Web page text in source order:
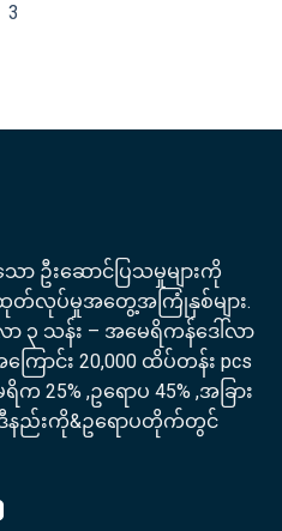
3
ာ ဦးဆောင်ပြသမှုများကို
ထုတ်လုပ်မှုအတွေ့အကြုံနှစ်များ.
၃ သန်း – အမေရိကန်ဒေါ်လာ
ာင်း 20,000 ထိပ်တန်း pcs
25% ,ဥရောပ 45% ,အခြား
ဒီနည်းကို&ဥရောပတိုက်တွင်